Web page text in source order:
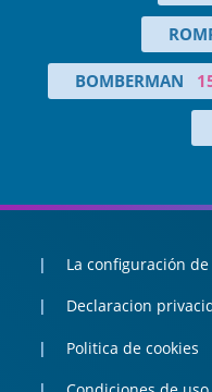
BOMBERMAN
La configuración
Declaracion
Politica de cookies